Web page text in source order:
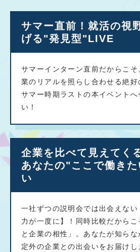
サマー直前！就活の視
げる"発見型"LIVE
サマーインターン直前だからこそ
業のリアルを照らし合わせる絶好
サマー時期ラストの本イベントへ
い！
企業を比べて見えてく
あなたの"ここで働き
い
一社ずつの説明会では出会えな
力が一度に】！同時比較だから
と企業の相性」。あなたが知ら
定外の企業との出会いをお届けし